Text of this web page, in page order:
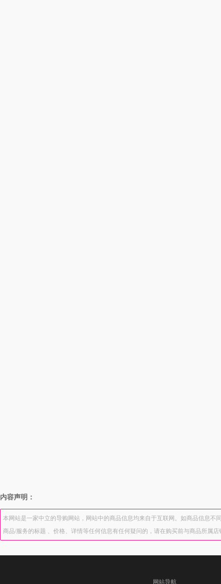
内容声明：
本网站是一家中立的导购网站，网站中的商品信息均来自于互联网。如商品信息
商品/服务的标题 、价格、详情等任何信息有任何疑问的，请在购买前与商品所属
网站导航